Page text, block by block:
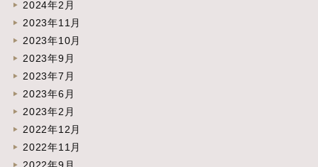
2024年2月
2023年11月
2023年10月
2023年9月
2023年7月
2023年6月
2023年2月
2022年12月
2022年11月